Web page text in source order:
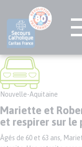
Aller
au
contenu
principal
Nouvelle-Aquitaine
Mariette et
et respirer sur le
Âgés de 60 et 63 ans,